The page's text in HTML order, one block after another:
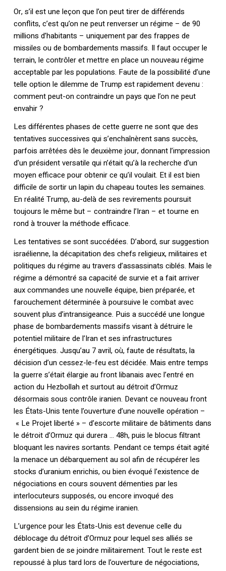
Or, s’il est une leçon que l’on peut tirer de différends
conflits, c’est qu’on ne peut renverser un régime – de 90
millions d’habitants – uniquement par des frappes de
missiles ou de bombardements massifs. Il faut occuper le
terrain, le contrôler et mettre en place un nouveau régime
acceptable par les populations. Faute de la possibilité d’une
telle option le dilemme de Trump est rapidement devenu :
comment peut-on contraindre un pays que l’on ne peut
envahir ?
Les différentes phases de cette guerre ne sont que des
tentatives successives qui s’enchaînèrent sans succès,
parfois arrêtées dès le deuxième jour, donnant l’impression
d’un président versatile qui n’était qu’à la recherche d’un
moyen efficace pour obtenir ce qu’il voulait. Et il est bien
difficile de sortir un lapin du chapeau toutes les semaines.
En réalité Trump, au-delà de ses revirements poursuit
toujours le même but – contraindre l’Iran – et tourne en
rond à trouver la méthode efficace.
Les tentatives se sont succédées. D’abord, sur suggestion
israélienne, la décapitation des chefs religieux, militaires et
politiques du régime au travers d’assassinats ciblés. Mais le
régime a démontré sa capacité de survie et a fait arriver
aux commandes une nouvelle équipe, bien préparée, et
farouchement déterminée à poursuive le combat avec
souvent plus d’intransigeance. Puis a succédé une longue
phase de bombardements massifs visant à détruire le
potentiel militaire de l’Iran et ses infrastructures
énergétiques. Jusqu’au 7 avril, où, faute de résultats, la
décision d’un cessez-le-feu est décidée. Mais entre temps
la guerre s’était élargie au front libanais avec l’entré en
action du Hezbollah et surtout au détroit d’Ormuz
désormais sous contrôle iranien. Devant ce nouveau front
les États-Unis tente l’ouverture d’une nouvelle opération –
« Le Projet liberté » – d’escorte militaire de bâtiments dans
le détroit d’Ormuz qui durera … 48h, puis le blocus filtrant
bloquant les navires sortants. Pendant ce temps était agité
la menace un débarquement au sol afin de récupérer les
stocks d’uranium enrichis, ou bien évoqué l’existence de
négociations en cours souvent démenties par les
interlocuteurs supposés, ou encore invoqué des
dissensions au sein du régime iranien.
L’urgence pour les États-Unis est devenue celle du
déblocage du détroit d’Ormuz pour lequel ses alliés se
gardent bien de se joindre militairement. Tout le reste est
repoussé à plus tard lors de l’ouverture de négociations,